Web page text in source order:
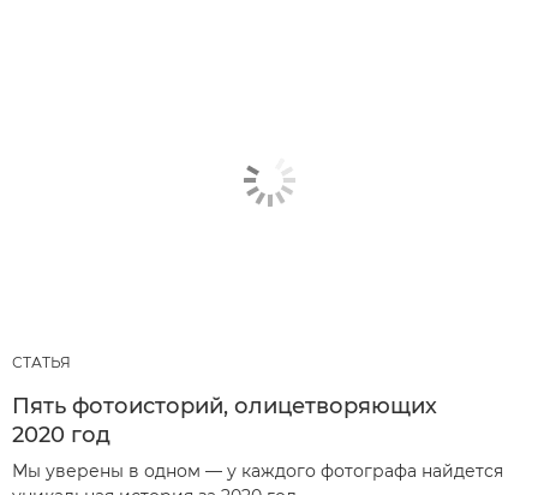
СТАТЬЯ
Пять фотоисторий, олицетворяющих
2020 год
Мы уверены в одном — у каждого фотографа найдется